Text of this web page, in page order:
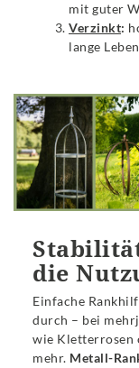
mit guter
Verzinkt:
lange
die
Einfache
durch – bei
wie Kletterrosen
mehr. Metall-